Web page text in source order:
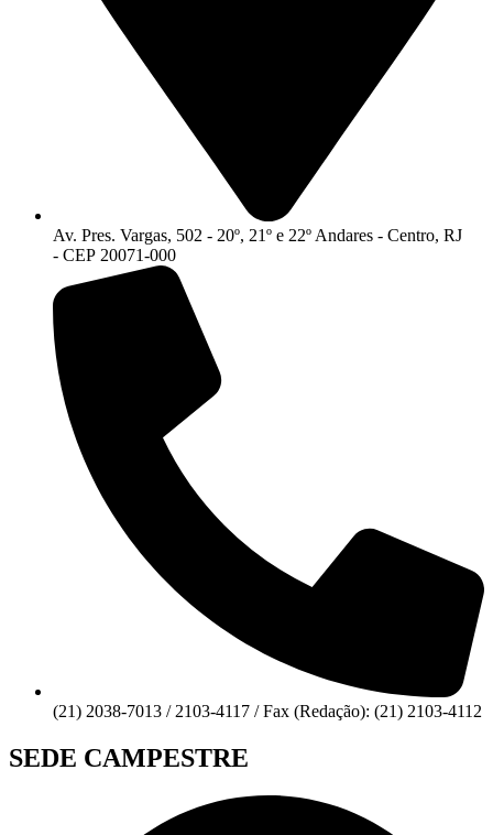
Av. Pres. Vargas, 502 - 20º, 21º e 22º Andares - Centro, RJ
- CEP 20071-000
(21) 2038-7013 / 2103-4117 / Fax (Redação): (21) 2103-4112
SEDE CAMPESTRE